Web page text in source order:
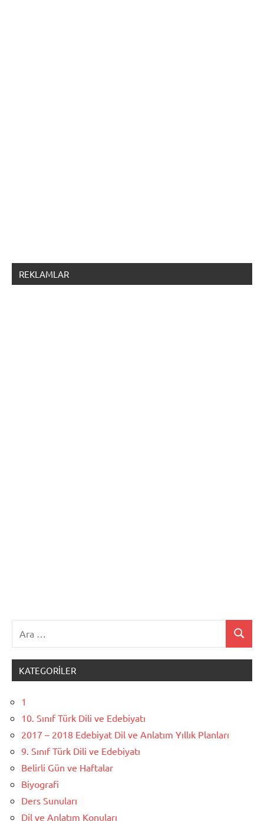
REKLAMLAR
Ara
KATEGORILER
1
10. Sınıf Türk Dili ve Edebiyatı
2017 – 2018 Edebiyat Dil ve Anlatım Yıllık Planları
9. Sınıf Türk Dili ve Edebiyatı
Belirli Gün ve Haftalar
Biyografi
Ders Sunuları
Dil ve Anlatım Konuları